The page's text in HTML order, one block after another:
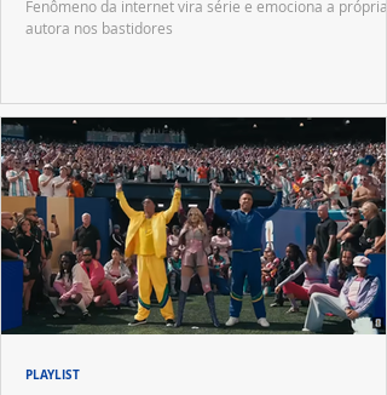
Fenômeno da internet vira série e emociona a própria
autora nos bastidores
PLAYLIST